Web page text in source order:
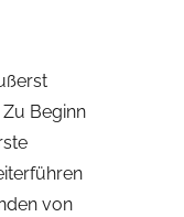
Beginn
von